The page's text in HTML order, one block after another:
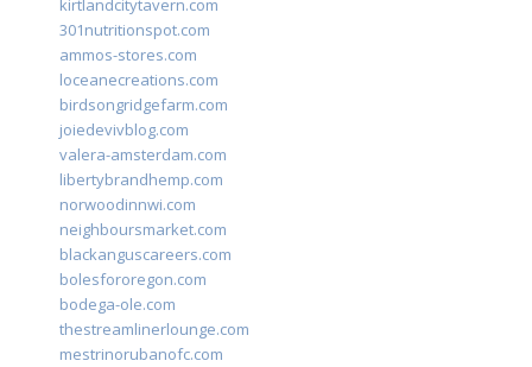
kirtlandcitytavern.com
301nutritionspot.com
ammos-stores.com
loceanecreations.com
birdsongridgefarm.com
joiedevivblog.com
valera-amsterdam.com
libertybrandhemp.com
norwoodinnwi.com
neighboursmarket.com
blackanguscareers.com
bolesfororegon.com
bodega-ole.com
thestreamlinerlounge.com
mestrinorubanofc.com